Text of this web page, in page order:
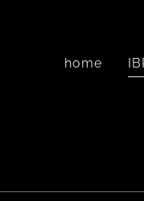
home